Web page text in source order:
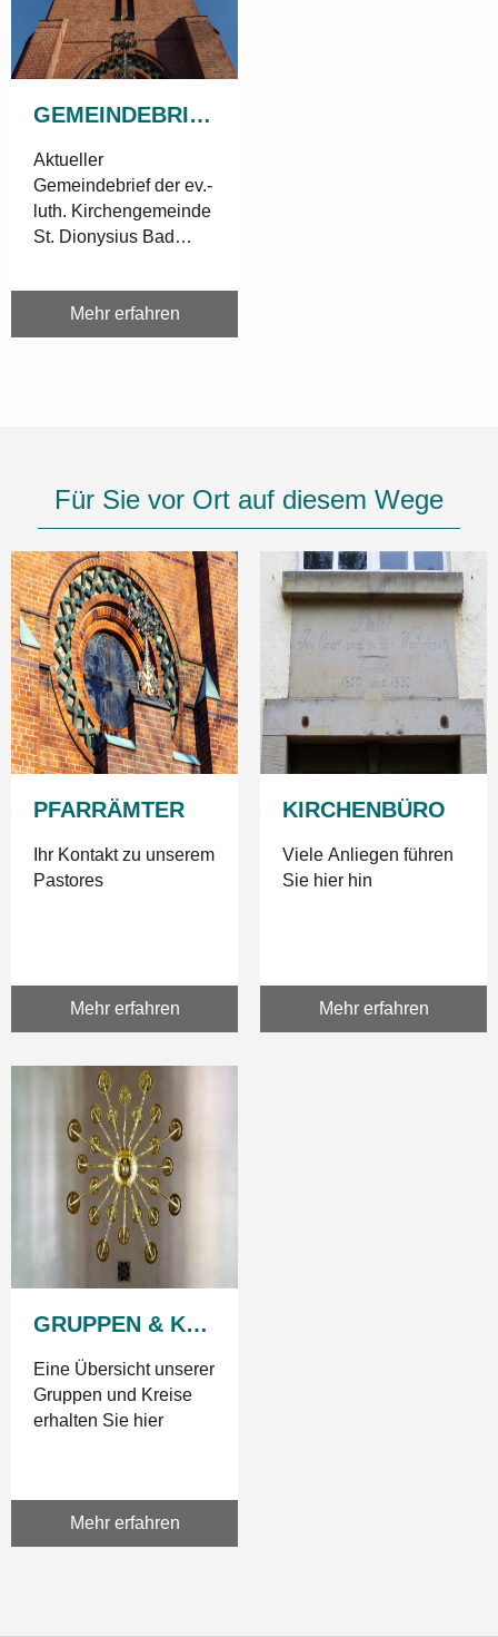
GEMEINDEBRIEF
Aktueller
Gemeindebrief der ev.-
luth. Kirchengemeinde
St. Dionysius Bad
Ansehen und
Downloaden.
Mehr erfahren
Für Sie vor Ort auf diesem Wege
PFARRÄMTER
Ihr Kontakt zu unserem
Pastores
Mehr erfahren
KIRCHENBÜRO
Viele Anliegen führen
Sie hier hin
Mehr erfahren
GRUPPEN & KREISE
Eine Übersicht unserer
Gruppen und Kreise
erhalten Sie hier
Mehr erfahren